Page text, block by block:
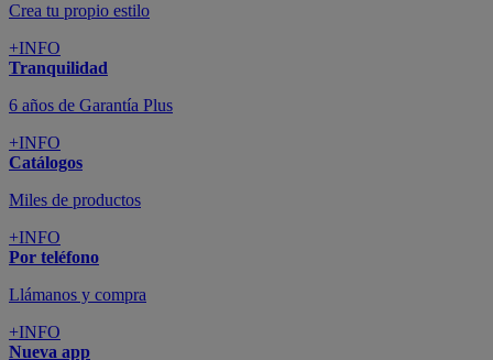
Crea tu propio estilo
+INFO
Tranquilidad
6 años de Garantía Plus
+INFO
Catálogos
Miles de productos
+INFO
Por teléfono
Llámanos y compra
+INFO
Nueva app